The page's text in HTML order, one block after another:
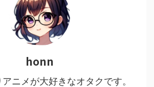
honn
ニメが大好きなオタクです。